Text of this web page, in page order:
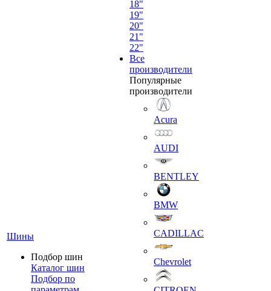
Шины
Подбор шин
Каталог шин
Подбор по
18"
19"
20"
21"
22"
Все
производители
Популярные
производители
Acura
AUDI
BENTLEY
BMW
CADILLAC
Chevrolet